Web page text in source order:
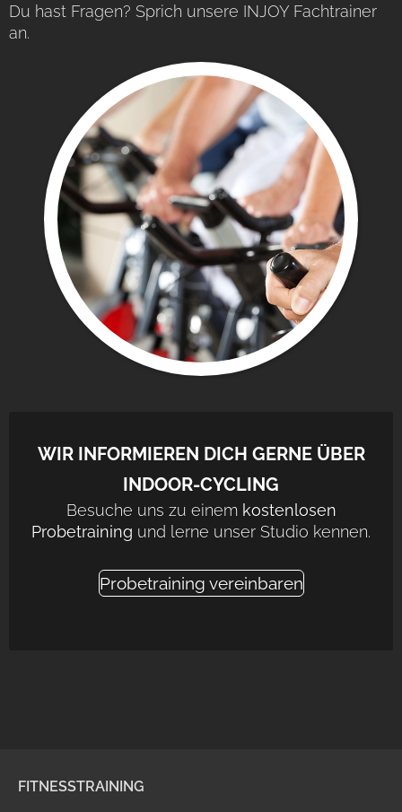
Du hast Fragen? Sprich unsere INJOY Fachtrainer
an.
WIR INFORMIEREN DICH GERNE ÜBER
INDOOR-CYCLING
Besuche uns zu einem kostenlosen
Probetraining und lerne unser Studio kennen.
Probetraining vereinbaren
FITNESSTRAINING